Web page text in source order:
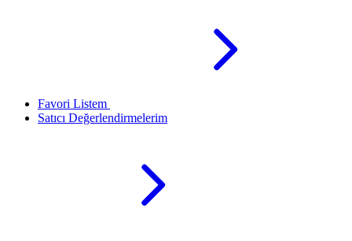
Favori Listem
Satıcı Değerlendirmelerim